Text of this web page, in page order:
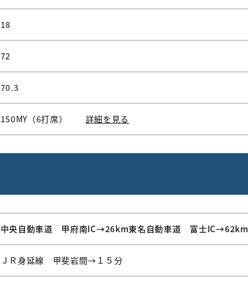
18
72
70.3
150MY（6打席） 詳細を見る
中央自動車道 甲府南IC→26km東名自動車道 富士IC→62km
ＪＲ身延線 甲斐岩間→１５分